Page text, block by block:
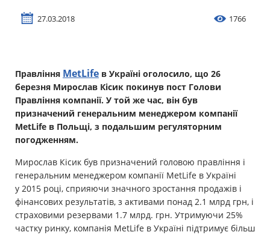
КАСКО
Майно
Довідник компаній
Новини
Партнерська програма
Реферальна програма
27.03.2018 1766
Правління MetLife в Україні оголосило, що 26
березня Мирослав Кісик покинув пост Голови
Правління компанії. У той же час, він був
призначений генеральним менеджером компанії
MetLife в Польщі, з подальшим регуляторним
погодженням.
Мирослав Кісик був призначений головою правління і
генеральним менеджером компанії MetLife в Україні
у 2015 році, сприяючи значного зростання продажів і
фінансових результатів, з активами понад 2.1 млрд грн, і
страховими резервами 1.7 млрд. грн. Утримуючи 25%
частку ринку, компанія MetLife в Україні підтримує більш